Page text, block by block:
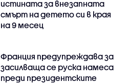
истината за внезапната
смърт на детето си в края
на 9 месец
Франция предупреждава за
засилваща се руска намеса
преди президентските